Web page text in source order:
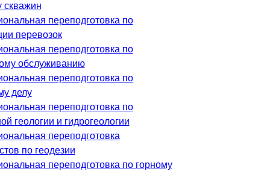
скважин
переподготовка по
перевозок
переподготовка по
обслуживанию
переподготовка по
делу
переподготовка по
геологии и гидрогеологии
переподготовка
по геодезии
переподготовка по горному